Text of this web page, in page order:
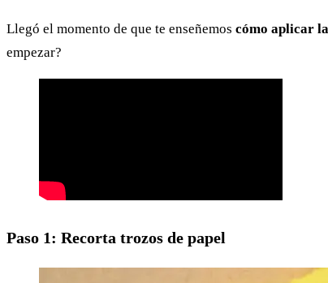
Llegó el momento de que te enseñemos cómo aplicar
empezar?
Paso 1: Recorta trozos de papel